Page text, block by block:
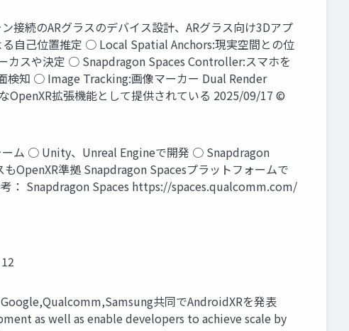
続のARグラスのデバイス設計、ARグラス向け3Dアプ
自己位置推定 ○ Local Spatial Anchors:現実空間との位
スや決定 ○ Snapdragon Spaces Controller:スマホを
知 ○ Image Tracking:画像マーカー Dual Render
OpenXR拡張機能として提供されている 2025/09/17 ©
ーム ○ Unity、Unreal Engineで開発 ○ Snapdragon
OpenXR準拠 Snapdragon Spacesプラットフォームで
： Snapdragon Spaces https://spaces.qualcomm.com/
共同でAndroidXRを発表
as well as enable developers to achieve scale by